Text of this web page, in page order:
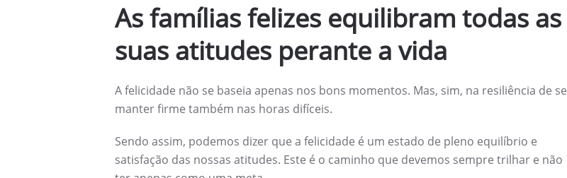
As famílias felizes equilibram todas as
suas atitudes perante a vida
A felicidade não se baseia apenas nos bons momentos. Mas, sim, na resiliência de se
manter firme também nas horas difíceis.
Sendo assim, podemos dizer que a felicidade é um estado de pleno equilíbrio e
satisfação das nossas atitudes. Este é o caminho que devemos sempre trilhar e não